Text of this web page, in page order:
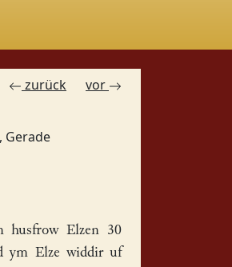
zurück vor
Gerade
husfrowElzen 30
ym Elze widdir uf